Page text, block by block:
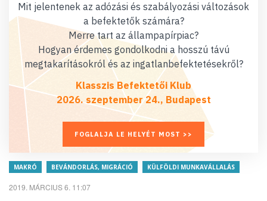
Mit jelentenek az adózási és szabályozási változások
a befektetők számára?
Merre tart az állampapírpiac?
Hogyan érdemes gondolkodni a hosszú távú
megtakarításokról és az ingatlanbefektetésekről?
Klasszis Befektetői Klub
2026. szeptember 24., Budapest
FOGLALJA LE HELYÉT MOST >>
MAKRÓ BEVÁNDORLÁS, MIGRÁCIÓ KÜLFÖLDI MUNKAVÁLLALÁS
2019. MÁRCIUS 6. 11:07